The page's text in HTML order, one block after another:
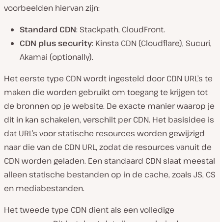
voorbeelden hiervan zijn:
Standard CDN: Stackpath, CloudFront.
CDN plus security: Kinsta CDN (Cloudflare), Sucuri,
Akamai (optionally).
Het eerste type CDN wordt ingesteld door CDN URL’s te
maken die worden gebruikt om toegang te krijgen tot
de bronnen op je website. De exacte manier waarop je
dit in kan schakelen, verschilt per CDN. Het basisidee is
dat URL’s voor statische resources worden gewijzigd
naar die van de CDN URL, zodat de resources vanuit de
CDN worden geladen. Een standaard CDN slaat meestal
alleen statische bestanden op in de cache, zoals JS, CS
en mediabestanden.
Het tweede type CDN dient als een volledige